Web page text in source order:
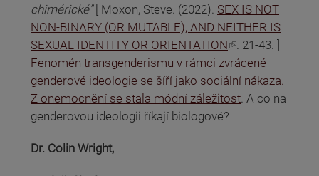
chimérické" [ Moxon, Steve. (2022). SEX IS NOT
NON-BINARY (OR MUTABLE), AND NEITHER IS
SEXUAL IDENTITY OR ORIENTATION
(odkaz je externí)
. 21-43. ]
Fenomén transgenderismu v rámci zvrácené
genderové ideologie se šíří jako sociální nákaza.
Z onemocnění se stala módní záležitost. A co na
genderovou ideologii říkají biologové?
Dr. Colin Wright,